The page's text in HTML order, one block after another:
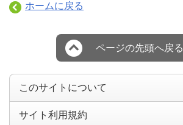
ホームに戻る
ページの先頭へ戻る
このサイトについて
サイト利用規約